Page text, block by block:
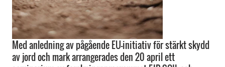
Med anledning av pågående EU-initiativ för stärkt skydd
av jord och mark arrangerades den 20 april ett